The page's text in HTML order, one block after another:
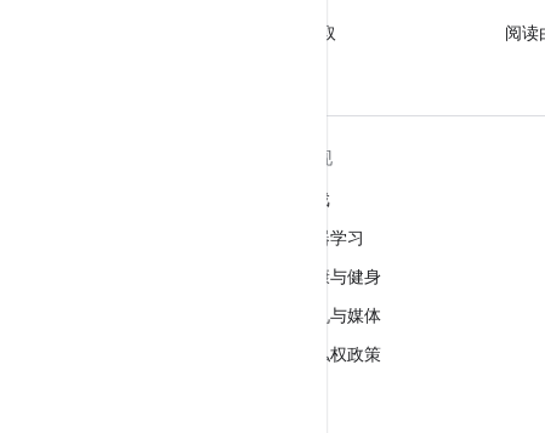
关注 @GooglePlayBiz，获取
阅读
发现
游戏
机器学习
健康与健身
相机与媒体
隐私权政策